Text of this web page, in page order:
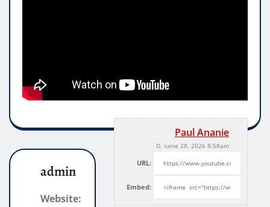
Paul Ananie
D, iunie 28, 2026 8:58am
URL:
Embed:
admin
Website: